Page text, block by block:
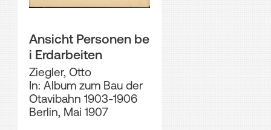
Ansicht Personen be
i Erdarbeiten
Ziegler, Otto
In: Album zum Bau der
Otavibahn 1903-1906
Berlin, Mai 1907